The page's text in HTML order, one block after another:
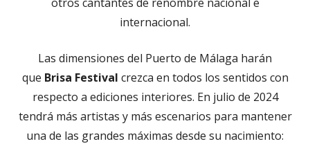
internacional.
Las dimensiones del Puerto de Málaga harán
que Brisa Festival crezca en todos los sentidos con
respecto a ediciones interiores. En julio de 2024
tendrá más artistas y más escenarios para mantener
una de las grandes máximas desde su nacimiento: